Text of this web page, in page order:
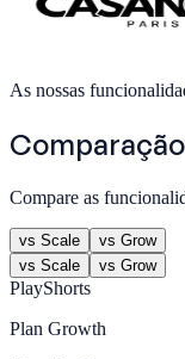
As nossas
Compare as
vs Scale
vs Grow
vs Scale
vs Grow
PlayShorts
Plan Growth